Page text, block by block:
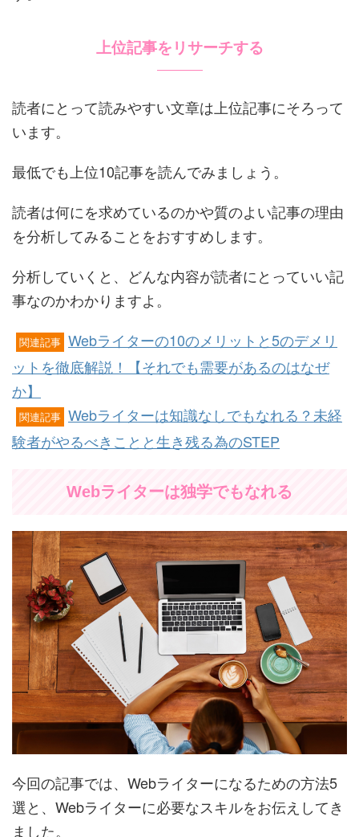
上位記事をリサーチする
読者にとって読みやすい文章は上位記事にそろって
います。
最低でも上位10記事を読んでみましょう。
読者は何にを求めているのかや質のよい記事の理由
を分析してみることをおすすめします。
分析していくと、どんな内容が読者にとっていい記
事なのかわかりますよ。
関連記事 Webライターの10のメリットと5のデメリ
ットを徹底解説！【それでも需要があるのはなぜ
か】
関連記事 Webライターは知識なしでもなれる？未経
験者がやるべきことと生き残る為のSTEP
Webライターは独学でもなれる
今回の記事では、Webライターになるための方法5
選と、Webライターに必要なスキルをお伝えしてき
ました。